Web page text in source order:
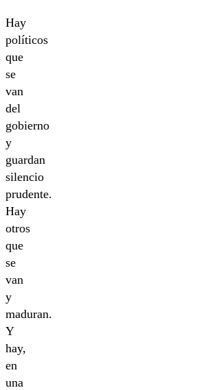
Hay
políticos
que
se
van
del
gobierno
y
guardan
silencio
prudente.
Hay
otros
que
se
van
y
maduran.
Y
hay,
en
una